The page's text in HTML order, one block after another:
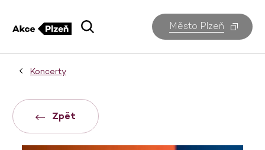
Město Plzeň
Koncerty
Zpět